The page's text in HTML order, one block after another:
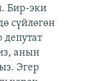
Бир-эки
сүйлөгөн
анын
Эгер